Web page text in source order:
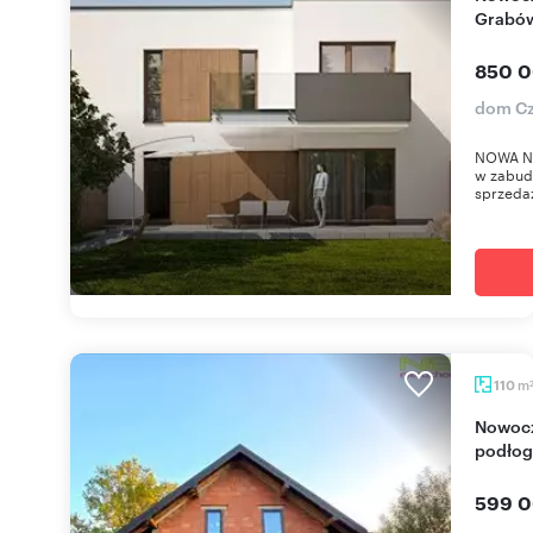
850
dom
NOWA
w
110 m2
Nowoczesny dom 110 m2 z ogrzewaniem
599